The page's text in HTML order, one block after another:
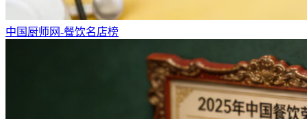
中国厨师网-餐饮名店榜